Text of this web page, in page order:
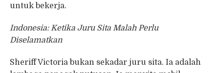
untuk bekerja.
Indonesia: Ketika Juru Sita Malah Perlu
Diselamatkan
Sheriff Victoria bukan sekadar juru sita. Ia adalah